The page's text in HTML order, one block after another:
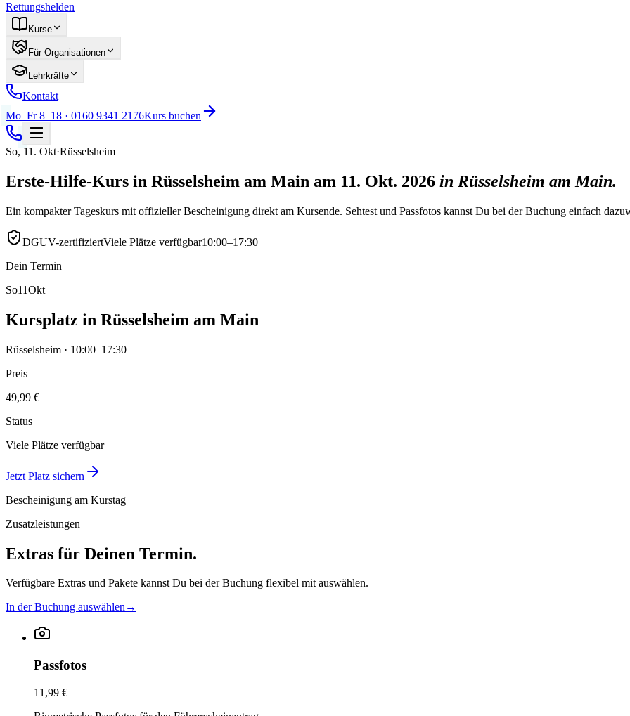
Rettungshelden
Kurse
Für Organisationen
Lehrkräfte
Kontakt
Mo–Fr 8–18 · 0160 9341 2176Kurs buchen
So, 11 . Okt·Rüsselsheim
Erste-Hilfe-Kurs in Rüsselsheim am Main am 11. Okt. 2026 in Rüsselsheim am Main.
Ein kompakter Tageskurs mit offizieller Bescheinigung direkt am Kursende. Sehtest und Passfotos kannst Du bei der Buchung einfach
DGUV-zertifiziertViele Plätze verfügbar10:00–17:30
Dein Termin
So11Okt
Kursplatz in Rüsselsheim am Main
Rüsselsheim · 10:00–17:30
Preis
49,99 €
Status
Viele Plätze verfügbar
Jetzt Platz sichern
Bescheinigung am Kurstag
Zusatzleistungen
Extras für Deinen Termin.
Verfügbare Extras und Pakete kannst Du bei der Buchung flexibel mit auswählen.
In der Buchung auswählen→
Passfotos
11,99 €